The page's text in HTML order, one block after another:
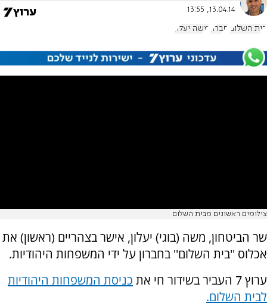
13.04.14, 13:55
בית השלום חברון משה יעלון
צילומים ראשונים מבית השלום
שר הביטחון, משה (בוגי) יעלון, אישר בצהריים (ראשון) את
אכלוס ''בית השלום'' בחברון על ידי המשפחות היהודיות.
ערוץ 7 העביר בשידור חי את
כניסת המשפחות היהודיות
לבית השלום.